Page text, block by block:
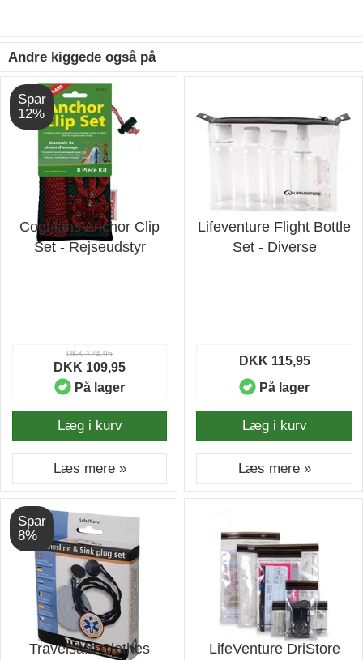
Andre kiggede også på
Spar
12%
Coghlans Anchor Clip
Set - Rejseudstyr
DKK 124,95
DKK 109,95
På lager
Læg i kurv
Læs mere »
Lifeventure Flight Bottle
Set - Diverse
DKK 115,95
På lager
Læg i kurv
Læs mere »
Spar
8%
Travelsafe Clothes
LifeVenture DriStore